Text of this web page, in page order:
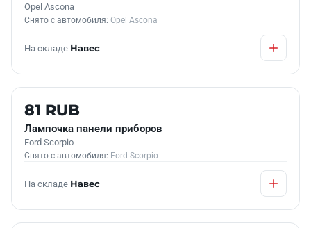
Opel Ascona
Снято с автомобиля: Opel Ascona
На складе Навес
Б/У В НАЛИЧИИ
81 RUB
Лампочка панели приборов
Ford Scorpio
Снято с автомобиля: Ford Scorpio
На складе Навес